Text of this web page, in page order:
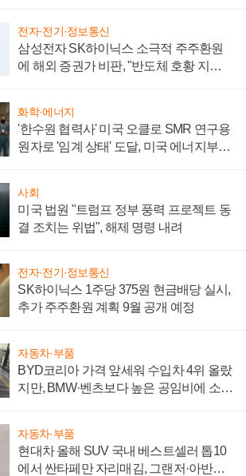
전자·전기·정보통신
삼성전자 SK하이닉스 소극적 주주환원
에 해외 증권가 비판, "반도체 호황 지속
화학·에너지
'한수원 협력사' 미국 오클로 SMR 연구용
원자로 '임계 상태' 도달, 미국 에너지부
사회
미국 법원 "트럼프 정부 풍력 프로젝트 동
결 조치는 위법", 해제 명령 내려
전자·전기·정보통신
SK하이닉스 1주당 375원 현금배당 실시,
추가 주주환원 계획 9월 공개 예정
자동차·부품
BYD코리아 가격 앞세워 수입차 4위 올랐
지만, BMW·벤츠보다 높은 공임비에 소비
자동차·부품
현대차 올해 SUV 국내 베스트셀러 톱10
에서 싼타페만 자리매김, 그랜저·아반떼